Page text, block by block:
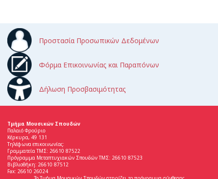
Προστασία Προσωπικών Δεδομένων
Φόρμα Επικοινωνίας και Παραπόνων
Δήλωση Προσβασιμότητας
Τμήμα Μουσικών Σπουδών
Παλαιό Φρούριο
Κέρκυρα, 49 131
Τηλέφωνα επικοινωνίας:
Γραμματεία ΤΜΣ: 26610 87522
Πρόγραμμα Μεταπτυχιακών Σπουδών ΤΜΣ: 26610 87523
Βιβλιοθήκη: 26610 87512
Fax: 26610 26024